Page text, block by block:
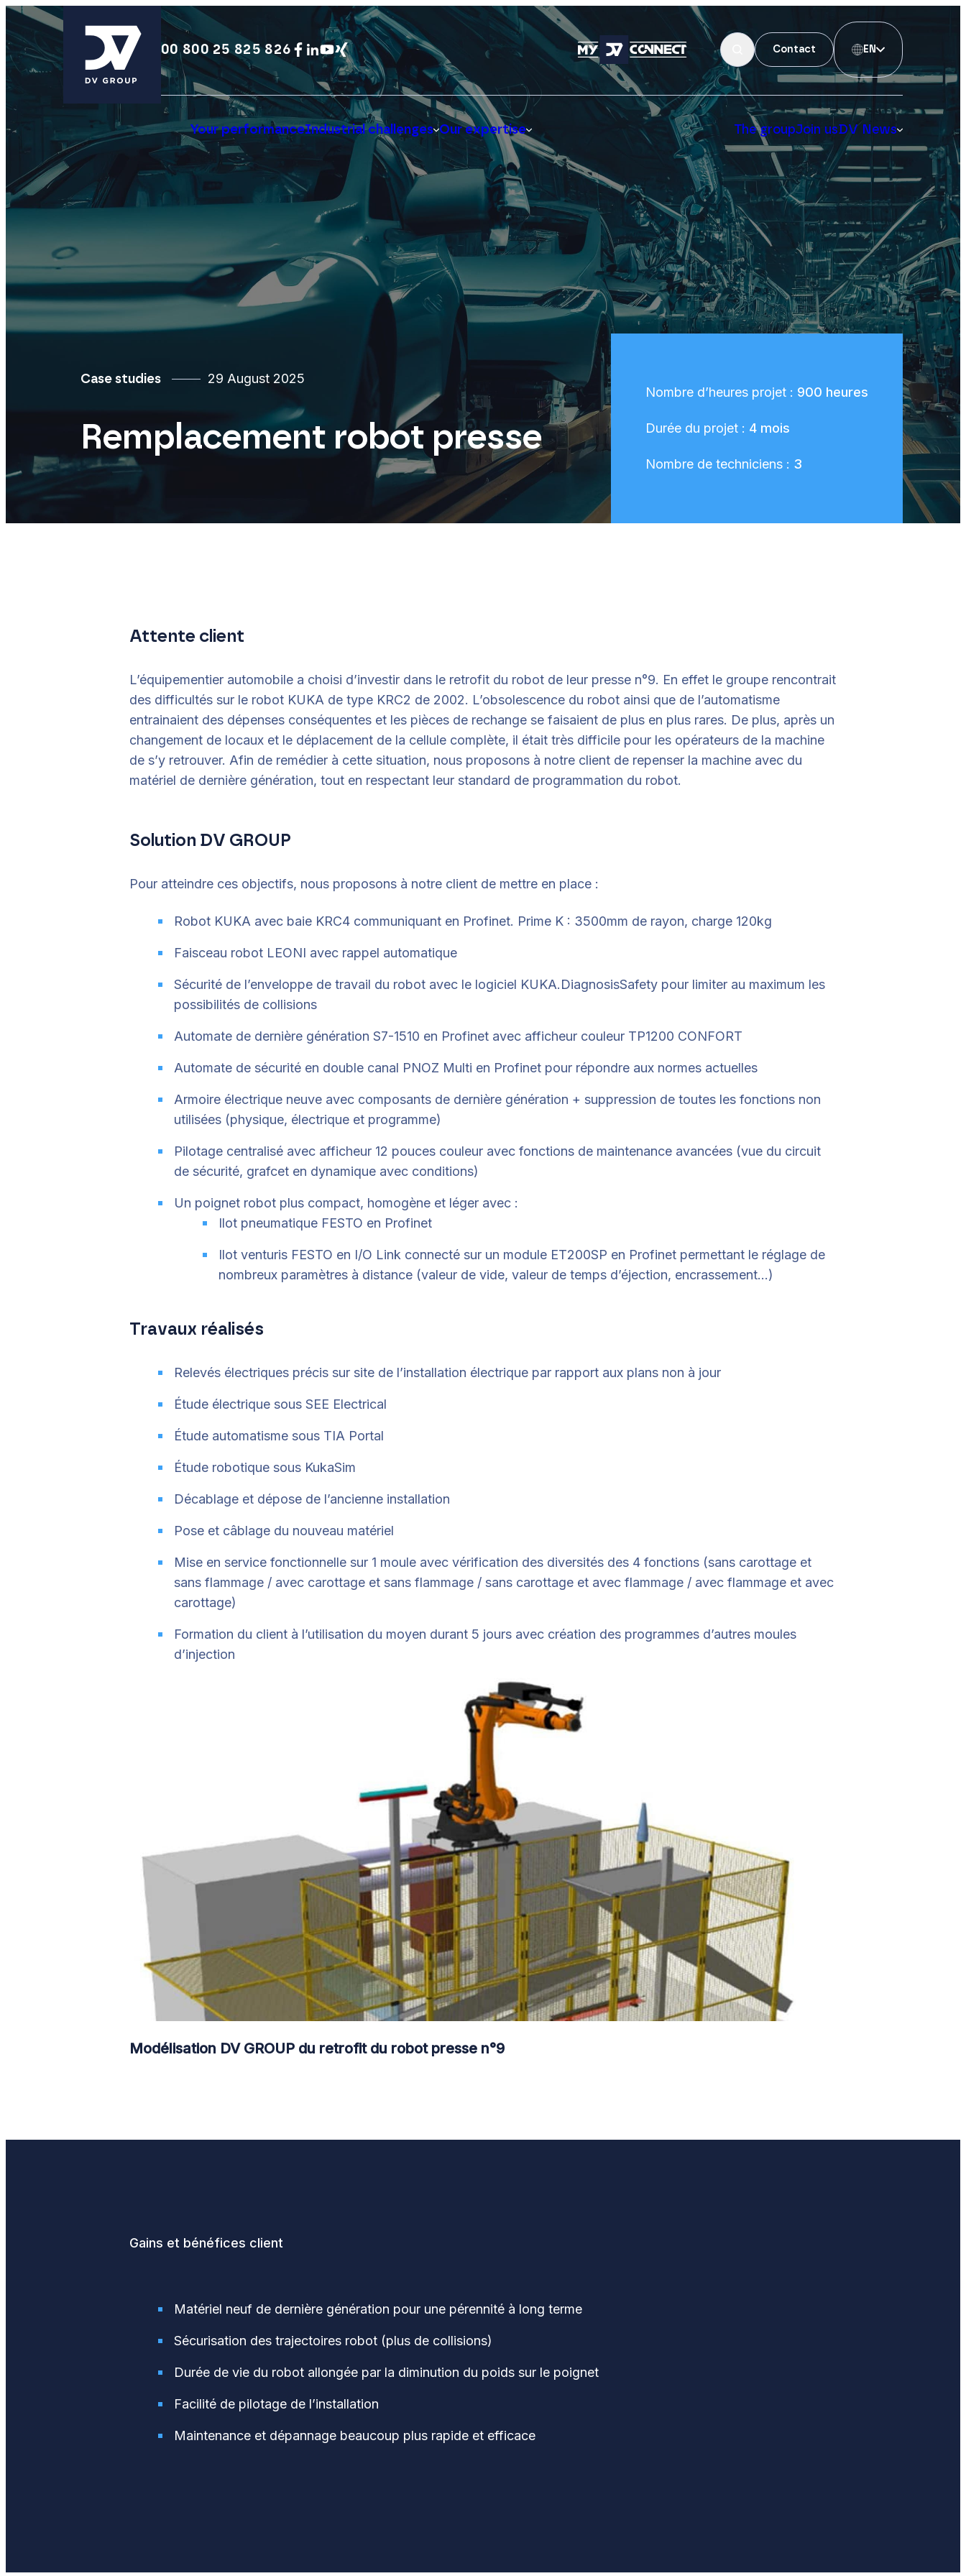
00 800 25 825 826 Contact EN
Your performanceIndustrial challenges Our expertise The groupJoin usDV News
Case studies 29 August 2025
Remplacement robot presse
Nombre d’heures projet : 900 heures
Durée du projet : 4 mois
Nombre de techniciens : 3
Attente client
L’équipementier automobile a choisi d’investir dans le retrofit du robot de leur presse n°9. En effet le groupe rencontrait
des difficultés sur le robot KUKA de type KRC2 de 2002. L’obsolescence du robot ainsi que de l’automatisme
entrainaient des dépenses conséquentes et les pièces de rechange se faisaient de plus en plus rares. De plus, après un
changement de locaux et le déplacement de la cellule complète, il était très difficile pour les opérateurs de la machine
de s’y retrouver. Afin de remédier à cette situation, nous proposons à notre client de repenser la machine avec du
matériel de dernière génération, tout en respectant leur standard de programmation du robot.
Solution DV GROUP
Pour atteindre ces objectifs, nous proposons à notre client de mettre en place :
Robot KUKA avec baie KRC4 communiquant en Profinet. Prime K : 3500mm de rayon, charge 120kg
Faisceau robot LEONI avec rappel automatique
Sécurité de l’enveloppe de travail du robot avec le logiciel KUKA.DiagnosisSafety pour limiter au maximum les
possibilités de collisions
Automate de dernière génération S7-1510 en Profinet avec afficheur couleur TP1200 CONFORT
Automate de sécurité en double canal PNOZ Multi en Profinet pour répondre aux normes actuelles
Armoire électrique neuve avec composants de dernière génération + suppression de toutes les fonctions non
utilisées (physique, électrique et programme)
Pilotage centralisé avec afficheur 12 pouces couleur avec fonctions de maintenance avancées (vue du circuit
de sécurité, grafcet en dynamique avec conditions)
Un poignet robot plus compact, homogène et léger avec :
Ilot pneumatique FESTO en Profinet
Ilot venturis FESTO en I/O Link connecté sur un module ET200SP en Profinet permettant le réglage de
nombreux paramètres à distance (valeur de vide, valeur de temps d’éjection, encrassement…)
Travaux réalisés
Relevés électriques précis sur site de l’installation électrique par rapport aux plans non à jour
Étude électrique sous SEE Electrical
Étude automatisme sous TIA Portal
Étude robotique sous KukaSim
Décablage et dépose de l’ancienne installation
Pose et câblage du nouveau matériel
Mise en service fonctionnelle sur 1 moule avec vérification des diversités des 4 fonctions (sans carottage et
sans flammage / avec carottage et sans flammage / sans carottage et avec flammage / avec flammage et avec
carottage)
Formation du client à l’utilisation du moyen durant 5 jours avec création des programmes d’autres moules
d’injection
Modélisation DV GROUP du retrofit du robot presse n°9
Gains et bénéfices client
Matériel neuf de dernière génération pour une pérennité à long terme
Sécurisation des trajectoires robot (plus de collisions)
Durée de vie du robot allongée par la diminution du poids sur le poignet
Facilité de pilotage de l’installation
Maintenance et dépannage beaucoup plus rapide et efficace